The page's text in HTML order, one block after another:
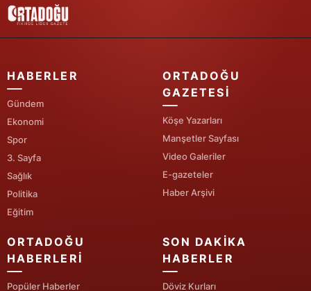
Zonguldak
Aksaray
Bayburt
Karaman
Kırıkkale
Şırnak
Bartın
HABERLER
Gündem
Ekonomi
Spor
3. Sayfa
Sağlık
Politika
Eğitim
ORTADOĞU
GAZETESI
Köşe Yazarları
Manşetler Sayfası
Video Galeriler
E-gazeteler
Haber Arşivi
ORTADOĞU
HABERLERI
Popüler Haberler
SON DAKIKA
HABERLER
Döviz Kurları